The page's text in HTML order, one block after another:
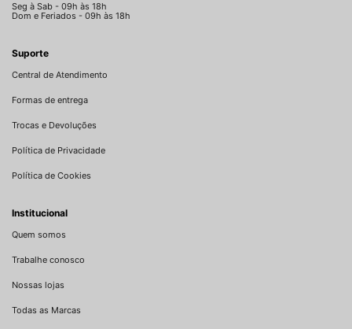
Seg à Sab - 09h às 18h
Dom e Feriados - 09h às 18h
Suporte
Central de Atendimento
Formas de entrega
Trocas e Devoluções
Política de Privacidade
Política de Cookies
Institucional
Quem somos
Trabalhe conosco
Nossas lojas
Todas as Marcas